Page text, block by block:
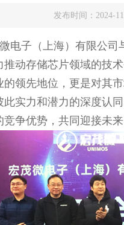
发布时间：2024-
电子（上海）有限公
动存储芯片领域的技
领先地位，更是对其
实力和潜力的深度认
争优势，共同迎接未